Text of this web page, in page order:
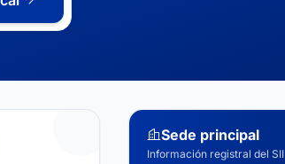
Sede principal
Información registral del SII